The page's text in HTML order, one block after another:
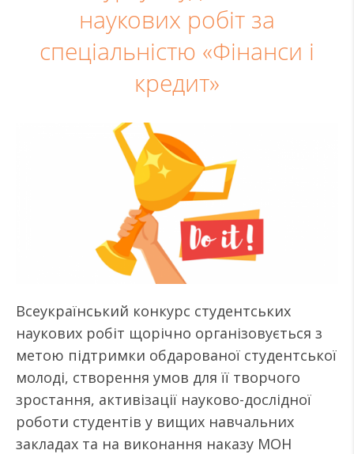
наукових робіт за
спеціальністю «Фінанси і
кредит»
Всеукраїнський конкурс студентських
наукових робіт щорічно організовується з
метою підтримки обдарованої студентської
молоді, створення умов для її творчого
зростання, активізації науково-дослідної
роботи студентів у вищих навчальних
закладах та на виконання наказу МОН